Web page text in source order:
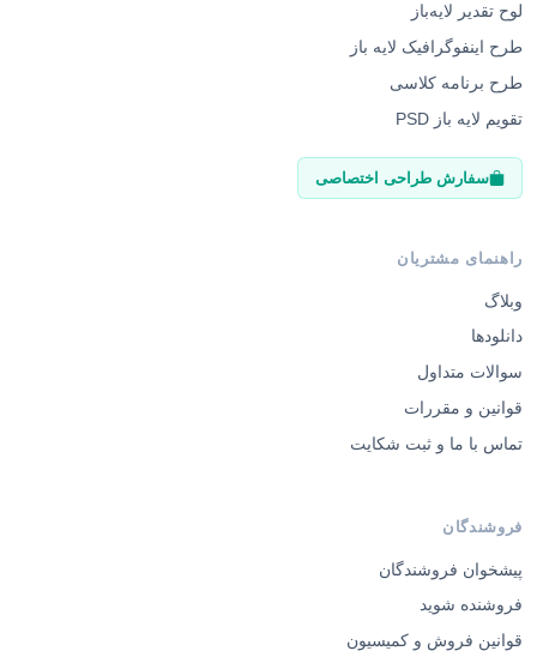
لوح تقدیر لایه‌باز
طرح اینفوگرافیک لایه باز
طرح برنامه کلاسی
تقویم لایه باز PSD
سفارش طراحی اختصاصی
راهنمای مشتریان
وبلاگ
دانلودها
سوالات متداول
قوانین و مقررات
تماس با ما و ثبت شکایت
فروشندگان
پیشخوان فروشندگان
فروشنده شوید
قوانین فروش و کمیسیون